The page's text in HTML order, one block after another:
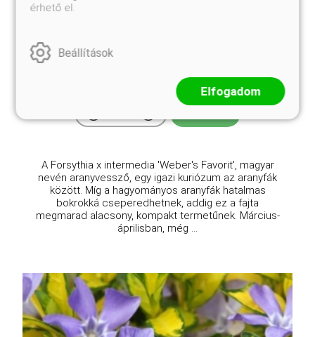
Forsythia x intermedia 'Weber's Favorit'
Online ár
2 950 Ft
A Forsythia x intermedia 'Weber's Favorit', magyar
nevén aranyvessző, egy igazi kuriózum az aranyfák
között. Míg a hagyományos aranyfák hatalmas
bokrokká cseperedhetnek, addig ez a fajta
megmarad alacsony, kompakt termetűnek. Március-
áprilisban, még ...
érhető el.
Beállítások
Elfogadom